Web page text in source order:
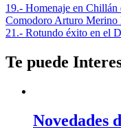
Navegación
de
19.- Homenaje en
Comodoro Arturo Merino
21.- Rotundo éxito en el
Te puede
Novedades